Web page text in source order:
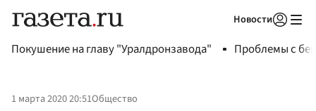
Новости
Покушение на главу "Уралдронзавода" Проблемы с
1 марта 2020 20:51Общество